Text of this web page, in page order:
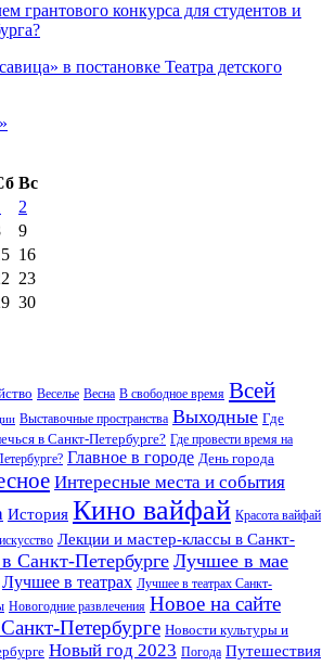
грантового конкурса для студентов и
в постановке Театра детского
Вс
2
9
16
23
30
Веселье Весна В свободное время Всей
Выставочные пространства Выходные Где
в Санкт-Петербурге? Где провести время на
Главное в городе День города
Интересные места и события
История Кино вайфай Красота вайфай
Лекции и мастер-классы в Санкт-
Санкт-Петербурге Лучшее в мае
Лучшее в театрах Лучшее в театрах Санкт-
Новогодние развлечения Новое на сайте
Петербурге Новости культуры и
Новый год 2023 Погода Путешествия